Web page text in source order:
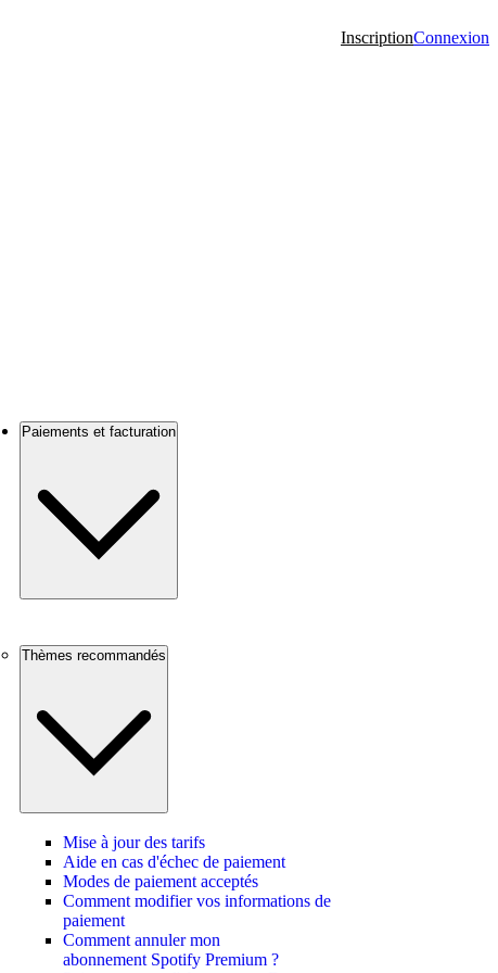
InscriptionConnexion
Paiements et facturation
Thèmes recommandés
Mise à jour des tarifs
Aide en cas d'échec de paiement
Modes de paiement acceptés
Comment modifier vos informations de
paiement
Comment annuler mon
abonnement Spotify Premium ?